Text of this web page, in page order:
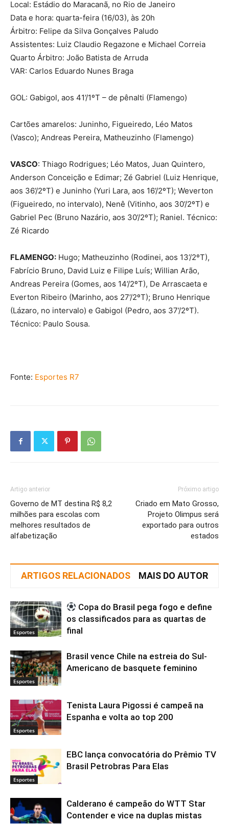
Local: Estádio do Maracanã, no Rio de Janeiro
Data e hora: quarta-feira (16/03), às 20h
Árbitro: Felipe da Silva Gonçalves Paludo
Assistentes: Luiz Claudio Regazone e Michael Correia
Quarto Árbitro: João Batista de Arruda
VAR: Carlos Eduardo Nunes Braga
GOL: Gabigol, aos 41’/1ºT – de pênalti (Flamengo)
Cartões amarelos: Juninho, Figueiredo, Léo Matos
(Vasco); Andreas Pereira, Matheuzinho (Flamengo)
VASCO: Thiago Rodrigues; Léo Matos, Juan Quintero,
Anderson Conceição e Edimar; Zé Gabriel (Luiz Henrique,
aos 36’/2ºT) e Juninho (Yuri Lara, aos 16’/2ºT); Weverton
(Figueiredo, no intervalo), Nenê (Vitinho, aos 30’/2ºT) e
Gabriel Pec (Bruno Nazário, aos 30’/2ºT); Raniel. Técnico:
Zé Ricardo
FLAMENGO: Hugo; Matheuzinho (Rodinei, aos 13’/2ºT),
Fabrício Bruno, David Luiz e Filipe Luís; Willian Arão,
Andreas Pereira (Gomes, aos 14’/2ºT), De Arrascaeta e
Everton Ribeiro (Marinho, aos 27’/2ºT); Bruno Henrique
(Lázaro, no intervalo) e Gabigol (Pedro, aos 37’/2ºT).
Técnico: Paulo Sousa.
Fonte: Esportes R7
Artigo anterior
Governo de MT destina R$ 8,2
milhões para escolas com
melhores resultados de
alfabetização
Próximo artigo
Criado em Mato Grosso,
Projeto Olimpus será
exportado para outros
estados
ARTIGOS RELACIONADOS MAIS DO AUTOR
Esportes
Copa do Brasil pega fogo e define
os classificados para as quartas de
final
Esportes
Brasil vence Chile na estreia do Sul-
Americano de basquete feminino
Esportes
Tenista Laura Pigossi é campeã na
Espanha e volta ao top 200
Esportes
EBC lança convocatória do Prêmio TV
Brasil Petrobras Para Elas
Calderano é campeão do WTT Star
Contender e vice na duplas mistas